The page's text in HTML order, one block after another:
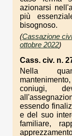
azionarsi
più
bisognoso.
(Cassazione
ottobre 2022)
Cass. civ. n.
Nella
coniugi,
essendo
e del suo
familiare,